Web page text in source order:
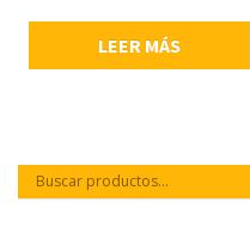
resistencia a la rotura y
estabilidad de afinación,
LEER MÁS